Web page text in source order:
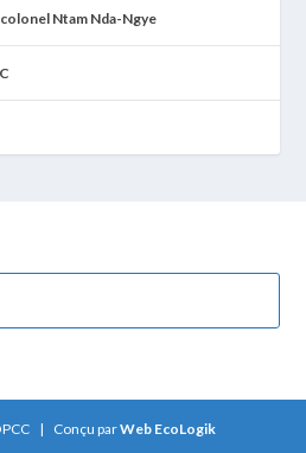
Ntam Nda-Ngye
| Conçu parWeb EcoLogik